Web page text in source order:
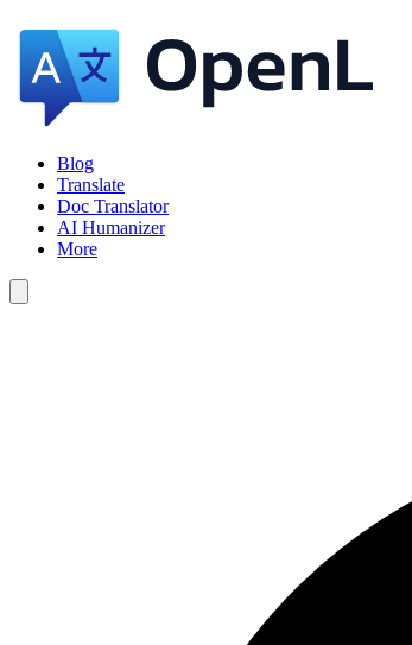
Blog
Translate
Doc Translator
AI Humanizer
More